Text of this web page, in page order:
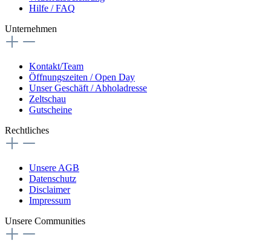
Hilfe / FAQ
Unternehmen
Kontakt/Team
Öffnungszeiten / Open Day
Unser Geschäft / Abholadresse
Zeltschau
Gutscheine
Rechtliches
Unsere AGB
Datenschutz
Disclaimer
Impressum
Unsere Communities